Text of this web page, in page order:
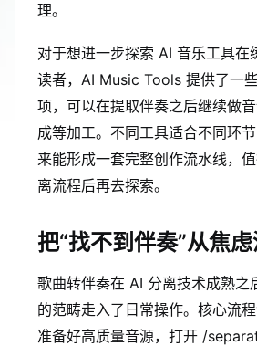
理。
对于想进一步探索 AI 音乐工具在
读者，AI Music Tools 提供了一
项，可以在提取伴奏之后继续做
成等加工。不同工具适合不同环
来能形成一套完整创作流水线，
离流程后再去探索。
把“找不到伴奏”从焦
歌曲转伴奏在 AI 分离技术成熟之
的范畴走入了日常操作。核心流程
准备好高质量音源，打开 /